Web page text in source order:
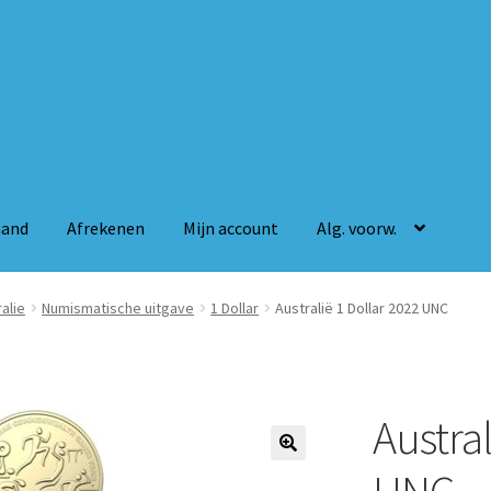
Afrekenen Mijn account Alg. voorw.
Mijn accountAlg. voorw.
Numismatische uitgave 1 Dollar Australië 1 Dollar 2022 UNC